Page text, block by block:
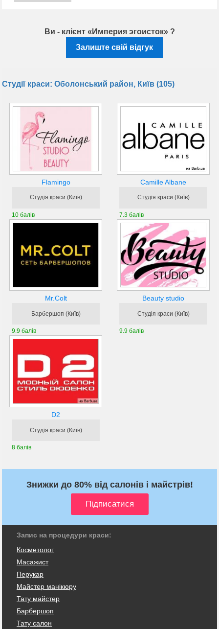
Ви - клієнт «Империя эгоисток» ?
Залиште свій відгук
Студії краси: Оболонський район, Київ (105)
Flamingo
Студія краси (Київ)
10 балів
Camille Albane
Студія краси (Київ)
7.3 балів
Mr.Colt
Барбершоп (Київ)
9.9 балів
Beauty studio
Студія краси (Київ)
9.9 балів
D2
Студія краси (Київ)
8 балів
Знижки до 80% від салонів і майстрів!
Запис на процедури краси:
Косметолог
Масажист
Перукар
Майстер манікюру
Тату майстер
Барбершоп
Тату салон